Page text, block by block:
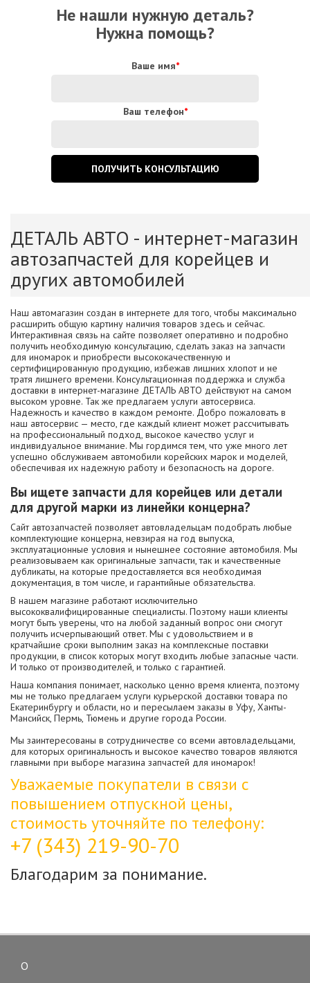
Не нашли нужную деталь?
Нужна помощь?
Ваше имя*
Ваш телефон*
ДЕТАЛЬ АВТО - интернет-магазин
автозапчастей для корейцев и
других автомобилей
Наш автомагазин создан в интернете для того, чтобы максимально
расширить общую картину наличия товаров здесь и сейчас.
Интерактивная связь на сайте позволяет оперативно и подробно
получить необходимую консультацию, сделать заказ на запчасти
для иномарок и приобрести высококачественную и
сертифицированную продукцию, избежав лишних хлопот и не
тратя лишнего времени. Консультационная поддержка и служба
доставки в интернет-магазине ДЕТАЛЬ АВТО действуют на самом
высоком уровне. Так же предлагаем услуги автосервиса.
Надежность и качество в каждом ремонте. Добро пожаловать в
наш автосервис — место, где каждый клиент может рассчитывать
на профессиональный подход, высокое качество услуг и
индивидуальное внимание. Мы гордимся тем, что уже много лет
успешно обслуживаем автомобили корейских марок и моделей,
обеспечивая их надежную работу и безопасность на дороге.
Вы ищете запчасти для корейцев или детали
для другой марки из линейки концерна?
Сайт автозапчастей позволяет автовладельцам подобрать любые
комплектующие концерна, невзирая на год выпуска,
эксплуатационные условия и нынешнее состояние автомобиля. Мы
реализовываем как оригинальные запчасти, так и качественные
дубликаты, на которые предоставляется вся необходимая
документация, в том числе, и гарантийные обязательства.
В нашем магазине работают исключительно
высококвалифицированные специалисты. Поэтому наши клиенты
могут быть уверены, что на любой заданный вопрос они смогут
получить исчерпывающий ответ. Мы с удовольствием и в
кратчайшие сроки выполним заказ на комплексные поставки
продукции, в список которых могут входить любые запасные части.
И только от производителей, и только с гарантией.
Наша компания понимает, насколько ценно время клиента, поэтому
мы не только предлагаем услуги курьерской доставки товара по
Екатеринбургу и области, но и пересылаем заказы в Уфу, Ханты-
Мансийск, Пермь, Тюмень и другие города России.
Мы заинтересованы в сотрудничестве со всеми автовладельцами,
для которых оригинальность и высокое качество товаров являются
главными при выборе магазина запчастей для иномарок!
Уважаемые покупатели в связи с
повышением отпускной цены,
стоимость уточняйте по телефону:
+7 (343) 219-90-70
Благодарим за понимание.
О